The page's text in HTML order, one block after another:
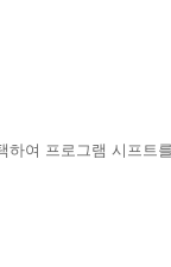
하여 프로그램 시프트